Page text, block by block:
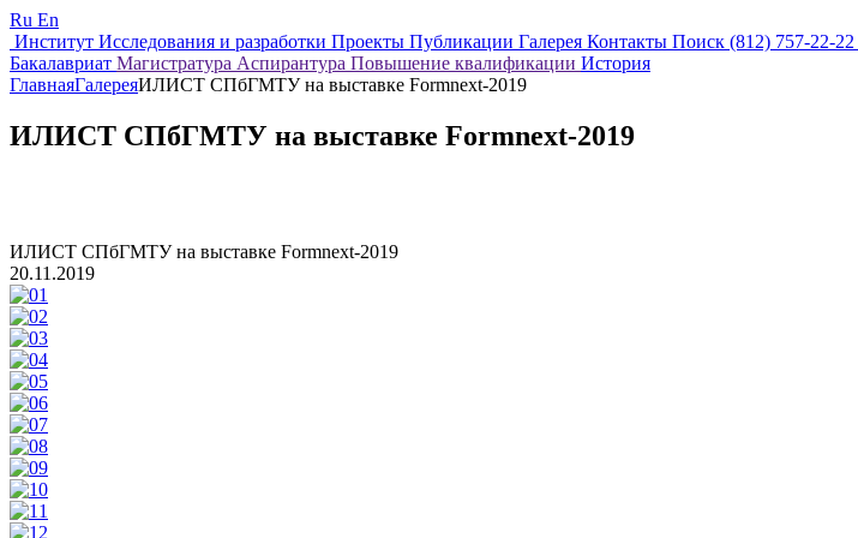
Ru En
Институт Исследования и разработки Проекты Публикации Галерея Контакты Поиск (812) 757-22-22
Бакалавриат Магистратура Аспирантура Повышение квалификации История
ГлавнаяГалереяИЛИСТ СПбГМТУ на выставке Formnext-2019
ИЛИСТ СПбГМТУ на выставке Formnext-2019
ИЛИСТ СПбГМТУ на выставке Formnext-2019
20.11.2019